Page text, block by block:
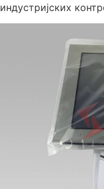
индустријских